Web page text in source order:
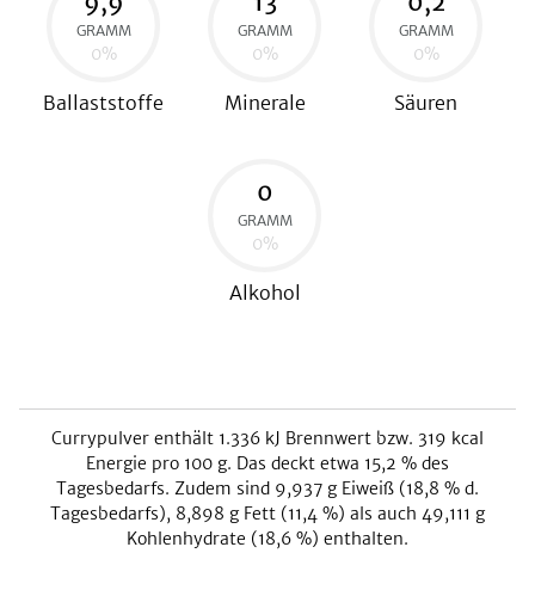
GRAMM
0%
Ballaststoffe
GRAMM
0%
Minerale
GRAMM
0%
Säuren
0
GRAMM
0%
Alkohol
Currypulver enthält 1.336 kJ Brennwert bzw. 319 kcal
Energie pro 100 g. Das deckt etwa 15,2 % des
Tagesbedarfs. Zudem sind 9,937 g Eiweiß (18,8 % d.
Tagesbedarfs), 8,898 g Fett (11,4 %) als auch 49,111 g
Kohlenhydrate (18,6 %) enthalten.